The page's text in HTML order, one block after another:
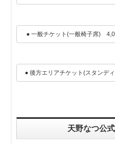
● 一般チケット(一般椅子席)
● 後方エリアチケット(スタンデ
天野なつ公